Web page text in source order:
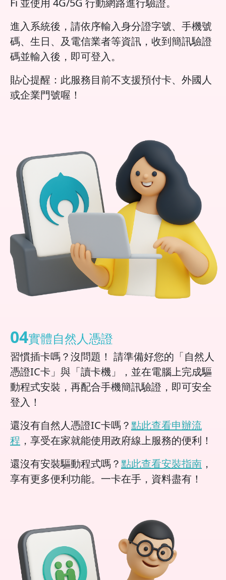
進入系統後，請依序輸入身分證字號、手機號
碼、生日、及電信業者等資訊，收到簡訊驗證
碼並輸入後，即可登入。
貼心提醒：此服務目前不支援預付卡、外國人
或企業門號喔！
04實體自然人憑證
習慣插卡嗎？沒問題！ 請準備好您的「自然人
憑證IC卡」與「讀卡機」，並在電腦上完成驅
動程式安裝，再配合手機簡訊驗證，即可安全
登入！
還沒有自然人憑證IC卡嗎？點此查看申辦流
程 ，享受在家就能使用政府線上服務的便利！
還沒有安裝驅動程式嗎？點此查看安裝指南 ，
享有更多便利功能。一卡在手，資料盡有！